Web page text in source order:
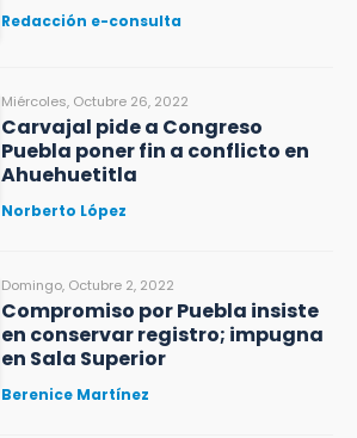
Redacción e-consulta
Miércoles, Octubre 26, 2022
Carvajal pide a Congreso
Puebla poner fin a conflicto en
Ahuehuetitla
Norberto López
Domingo, Octubre 2, 2022
Compromiso por Puebla insiste
en conservar registro; impugna
en Sala Superior
Berenice Martínez